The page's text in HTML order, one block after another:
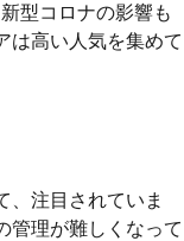
型コロナの影響も
は高い人気を集めて
、注目されていま
管理が難しくなって